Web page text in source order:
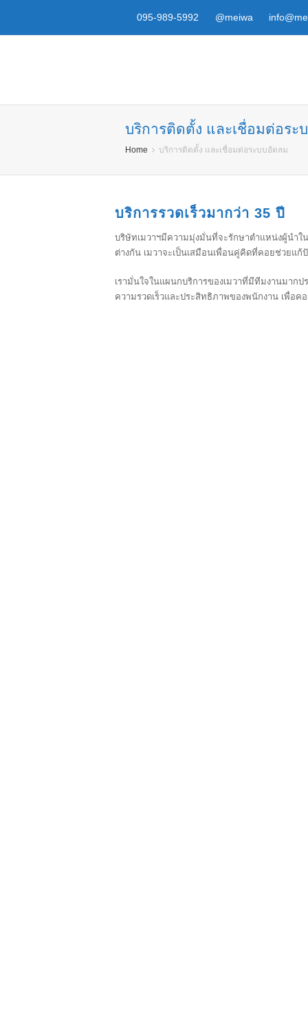
095-989-5992 @meiwa
บริการติดตั้ง และเชื่อมต่อระ
Home บริการติดตั้ง และเชื่อมต่อระบบอัดลม
บริการรวดเร็วมากว่า 35 ปี
บริษัทเมวาฯมีความมุ่งมั่นที่จะรักษาตำแหน่งผู้นำใ
ต่างกัน เมวาจะเป็นเสมือนเพื่อนคู่คิดที่คอยช่วยแ
เรามั่นใจในแผนกบริการของเมวาที่มีทีมงานมาก
ความรวดเร็วและประสิทธิภาพของพนักงาน เพื่อ